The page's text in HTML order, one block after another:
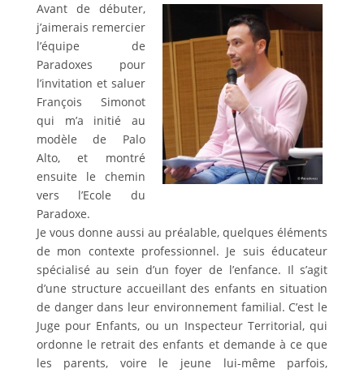
Avant de débuter,
j’aimerais remercier
l’équipe de
Paradoxes pour
l’invitation et saluer
François Simonot
qui m’a initié au
modèle de Palo
Alto, et montré
ensuite le chemin
vers l’Ecole du
Paradoxe.
Je vous donne aussi au préalable, quelques éléments
de mon contexte professionnel. Je suis éducateur
spécialisé au sein d’un foyer de l’enfance. Il s’agit
d’une structure accueillant des enfants en situation
de danger dans leur environnement familial. C’est le
Juge pour Enfants, ou un Inspecteur Territorial, qui
ordonne le retrait des enfants et demande à ce que
les parents, voire le jeune lui-même parfois,